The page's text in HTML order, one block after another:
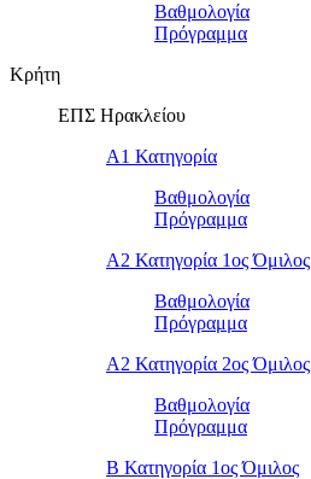
Βαθμολογία
Πρόγραμμα
Κρήτη
ΕΠΣ Ηρακλείου
Α1 Κατηγορία
Βαθμολογία
Πρόγραμμα
Α2 Κατηγορία 1ος Όμιλος
Βαθμολογία
Πρόγραμμα
Α2 Κατηγορία 2ος Όμιλος
Βαθμολογία
Πρόγραμμα
Β Κατηγορία 1ος Όμιλος